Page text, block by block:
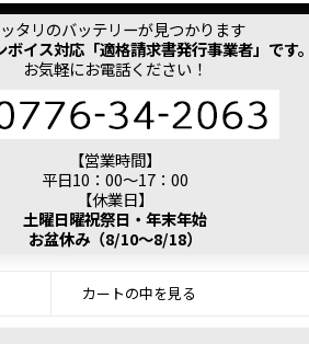
タリのバッテリーが見つかります
イス対応「適格請求書発行事業者」です。
お気軽にお電話ください！
【営業時間】
平日10：00～17：00
【休業日】
土曜日曜祝祭日・年末年始
お盆休み（8/10～8/18）
カートの中を見る